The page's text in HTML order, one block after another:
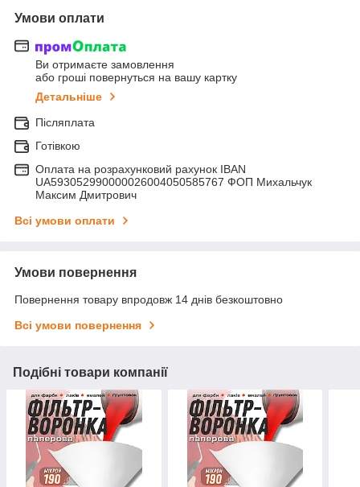
Умови оплати
Ви отримаєте замовлення
або гроші повернуться на вашу картку
Детальніше
Післяплата
Готівкою
Оплата на розрахунковий рахунок IBAN
UA593052990000026004050585767 ФОП Михальчук
Максим Дмитрович
Всі умови оплати
Умови повернення
Повернення товару впродовж 14 днів безкоштовно
Всі умови повернення
Подібні товари компанії